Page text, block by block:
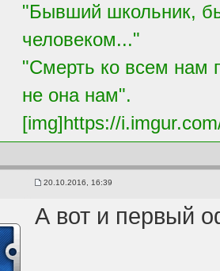
"Бывший школьник,
человеком..."
"Смерть ко всем нам
не она нам".
[img]https://
20.10.2016, 16:39
А вот и первый